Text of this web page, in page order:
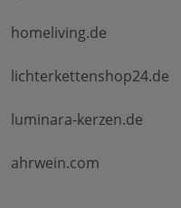
homeliving.de
lichterkettenshop24.de
luminara-kerzen.de
ahrwein.com